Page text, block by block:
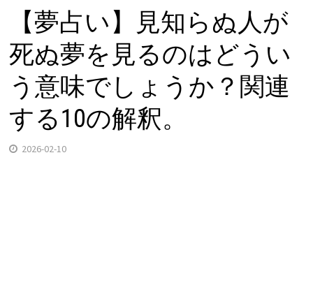
【夢占い】見知らぬ人が
死ぬ夢を見るのはどうい
う意味でしょうか？関連
する10の解釈。
2026-02-10